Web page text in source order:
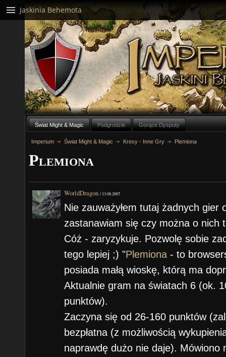
Świat Might & Magic Podgrodzie Gorące Dysputy
Imperium Świat Might & Magic Kresy - Inne Gry Plemiona
Plemiona
WorldDragon /13.08.2007
Nie zauważyłem tutaj żadnych gier
zastanawiam się czy można o nich
Cóż - zaryzykuje. Pozwolę sobie
tego lepiej ;) "Plemiona - to
posiada małą wioskę, którą ma
Aktualnie gram na światach 6 (ok.
punktów).
Zaczyna się od 26-160 punktów
bezpłatna (z możliwością
naprawdę dużo nie daje). Mówiono
Jaskinia Behemota